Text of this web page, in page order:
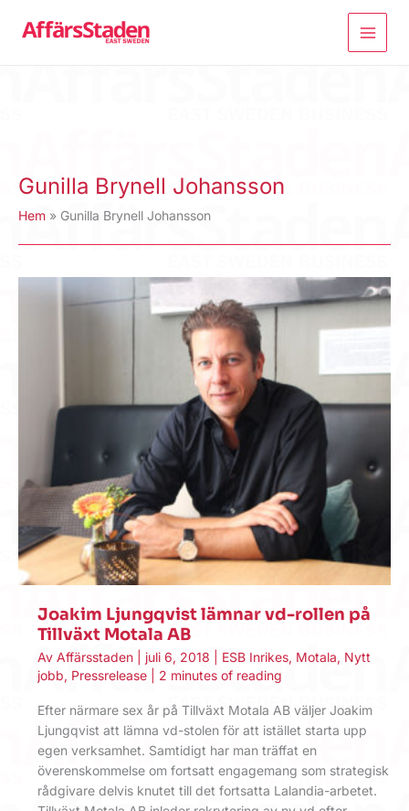
Gunilla Brynell Johansson
Hem Gunilla Brynell Johansson
Joakim Ljungqvist lämnar vd-rollen på
Tillväxt Motala AB
Av Affärsstaden juli 6, 2018 ESB Inrikes, Motala, Nytt
jobb, Pressrelease 2 minutes of reading
Efter närmare sex år på Tillväxt Motala AB väljer Joakim
Ljungqvist att lämna vd-stolen för att istället starta upp
egen verksamhet. Samtidigt har man träffat en
överenskommelse om fortsatt engagemang som strategisk
rådgivare delvis knutet till det fortsatta Lalandia-arbetet.